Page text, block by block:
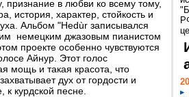
признание в любви ко всему тому,
история, характер, стойкость и
Альбом "Hedùr записывался
немецким джазовым пианистом
проекте особенно чувствуются
Айнур. Этот голос
мощь и такая красота, что
дух от гордости и
к курдской песне.